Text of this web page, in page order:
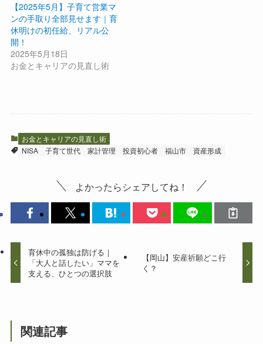
【2025年5月】子育て営業マ
ンの手取り全部見せます｜育
休明けの初任給、リアル公
開！
2025年5月18日
お金とキャリアの見直し術
お金とキャリアの見直し術
NISA
子育て世代 家計管理 投資初心者 福山市 資産形成
よかったらシェアしてね！
育休中の孤独は防げる｜
「大人と話したい」ママを
支える、ひとつの選択肢
【岡山】安産祈願どこ行
く？
関連記事